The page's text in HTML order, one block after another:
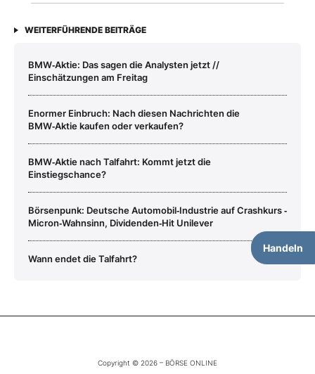
Handeln
WEITERFÜHRENDE BEITRÄGE
BMW‑Aktie: Das sagen die Analysten jetzt //
Einschätzungen am Freitag
Enormer Einbruch: Nach diesen Nachrichten die
BMW‑Aktie kaufen oder verkaufen?
BMW‑Aktie nach Talfahrt: Kommt jetzt die
Einstiegschance?
Börsenpunk: Deutsche Automobil‑Industrie auf Crashkurs ‑
Micron‑Wahnsinn, Dividenden‑Hit Unilever
Wann endet die Talfahrt?
Copyright © 2026 – BÖRSE ONLINE